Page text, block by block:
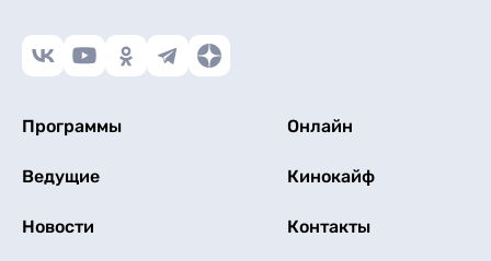
Программы Онлайн
Ведущие Кинокайф
Новости Контакты